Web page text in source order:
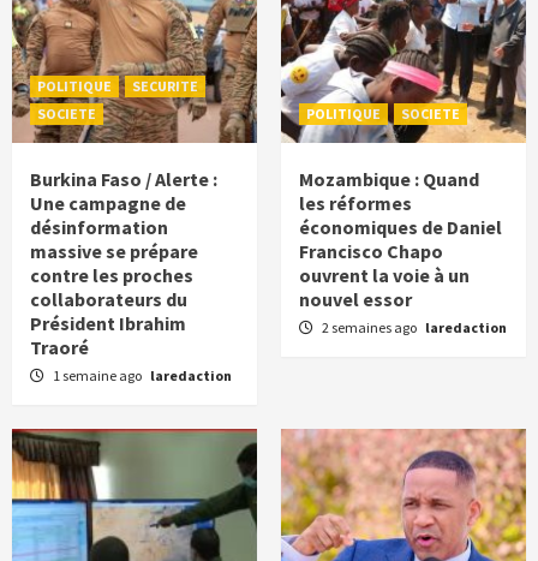
POLITIQUE
SECURITE
SOCIETE
Burkina Faso / Alerte :
Une campagne de
désinformation
massive se prépare
contre les proches
collaborateurs du
Président Ibrahim
Traoré
1 semaine ago laredaction
POLITIQUE SOCIETE
Mozambique : Quand
les réformes
économiques de Daniel
Francisco Chapo
ouvrent la voie à un
nouvel essor
2 semaines ago laredaction